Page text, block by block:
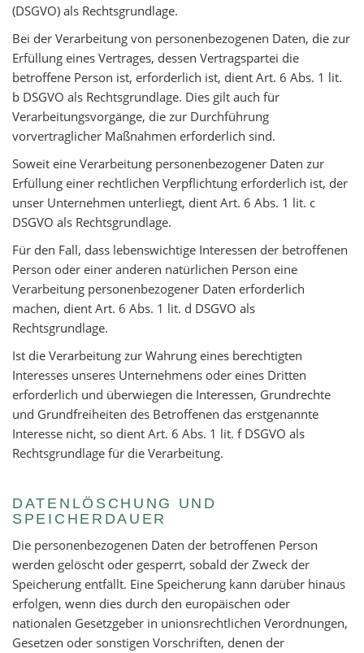
(DSGVO) als Rechtsgrundlage.
Bei der Verarbeitung von personenbezogenen Daten, die zur
Erfüllung eines Vertrages, dessen Vertragspartei die
betroffene Person ist, erforderlich ist, dient Art. 6 Abs. 1 lit.
b DSGVO als Rechtsgrundlage. Dies gilt auch für
Verarbeitungsvorgänge, die zur Durchführung
vorvertraglicher Maßnahmen erforderlich sind.
Soweit eine Verarbeitung personenbezogener Daten zur
Erfüllung einer rechtlichen Verpflichtung erforderlich ist, der
unser Unternehmen unterliegt, dient Art. 6 Abs. 1 lit. c
DSGVO als Rechtsgrundlage.
Für den Fall, dass lebenswichtige Interessen der betroffenen
Person oder einer anderen natürlichen Person eine
Verarbeitung personenbezogener Daten erforderlich
machen, dient Art. 6 Abs. 1 lit. d DSGVO als
Rechtsgrundlage.
Ist die Verarbeitung zur Wahrung eines berechtigten
Interesses unseres Unternehmens oder eines Dritten
erforderlich und überwiegen die Interessen, Grundrechte
und Grundfreiheiten des Betroffenen das erstgenannte
Interesse nicht, so dient Art. 6 Abs. 1 lit. f DSGVO als
Rechtsgrundlage für die Verarbeitung.
DATENLÖSCHUNG UND
SPEICHERDAUER
Die personenbezogenen Daten der betroffenen Person
werden gelöscht oder gesperrt, sobald der Zweck der
Speicherung entfällt. Eine Speicherung kann darüber hinaus
erfolgen, wenn dies durch den europäischen oder
nationalen Gesetzgeber in unionsrechtlichen Verordnungen,
Gesetzen oder sonstigen Vorschriften, denen der